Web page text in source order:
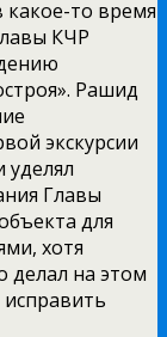
какое-то время
КЧР
Рашид
экскурсии
уделял
Главы
для
хотя
делал на этом